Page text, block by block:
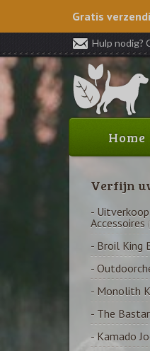
Gratis
Hulp nodig?
Home
Verfijn
-
Accessoires
- Broil King
-
- Monolith
- The
- Kamado